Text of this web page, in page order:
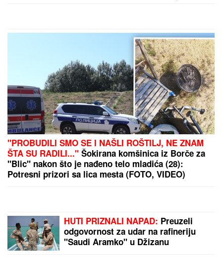
(FOTO) ANDRIJA MILOŠEVIĆ STAVIO PAPILOTNE U
KOSUGlumac objavio fotografiju iz frizerskog
salona, spreman za novu transformaciju